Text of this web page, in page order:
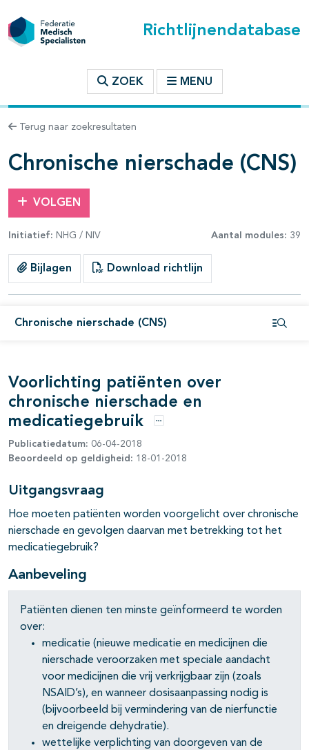
Richtlijnendatabase
ZOEK MENU
Terug naar zoekresultaten
Chronische nierschade (CNS)
VOLGEN
Initiatief: NHG / NIV Aantal modules: 39
Bijlagen Download richtlijn
Chronische nierschade (CNS)
binnen deze richtlijn
open- en dichtklappen
open- en dichtklappen
open- en dichtklappen
open- en dichtklappen
open- en dichtklappen
open- en dichtklappen
Voorlichting patiënten over
chronische nierschade en
medicatiegebruik
Opties
Publicatiedatum: 06-04-2018
Beoordeeld op geldigheid: 18-01-2018
Uitgangsvraag
Hoe moeten patiënten worden voorgelicht over chronische
nierschade en gevolgen daarvan met betrekking tot het
medicatiegebruik?
Aanbeveling
Patiënten dienen ten minste geïnformeerd te worden
over:
medicatie (nieuwe medicatie en medicijnen die
nierschade veroorzaken met speciale aandacht
voor medicijnen die vrij verkrijgbaar zijn (zoals
NSAID’s), en wanneer dosisaanpassing nodig is
(bijvoorbeeld bij vermindering van de nierfunctie
en dreigende dehydratie).
wettelijke verplichting van doorgeven van de